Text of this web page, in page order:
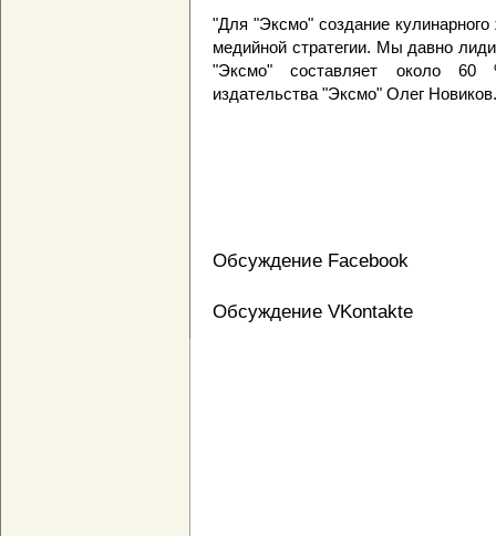
"Для "Эксмо" создание
медийной стратегии. Мы давно
"Эксмо" составляет около 60
издательства "Эксмо" Олег Новиков.
Обсуждение Facebook
Обсуждение VKontakte